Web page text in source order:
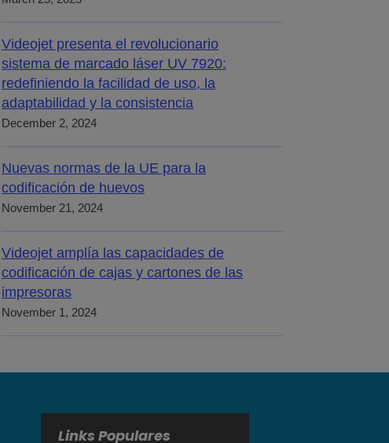
Videojet presenta el revolucionario
sistema de marcado láser UV 7920:
redefiniendo la facilidad de uso, la
adaptabilidad y la consistencia
December 2, 2024
Nuevas normas de la UE para la
codificación de huevos
November 21, 2024
Videojet amplía las capacidades de
codificación de cajas y cartones de las
impresoras
November 1, 2024
Links Populares